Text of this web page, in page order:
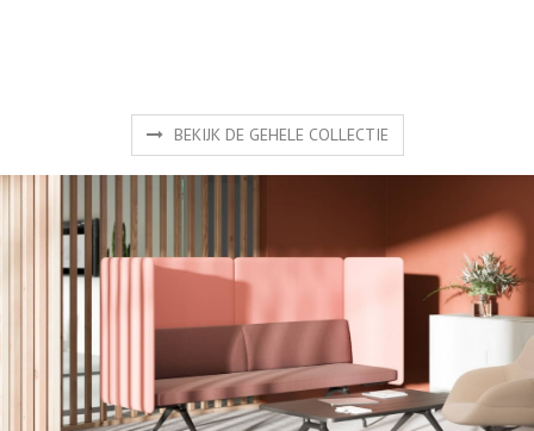
BEKIJK DE GEHELE COLLECTIE